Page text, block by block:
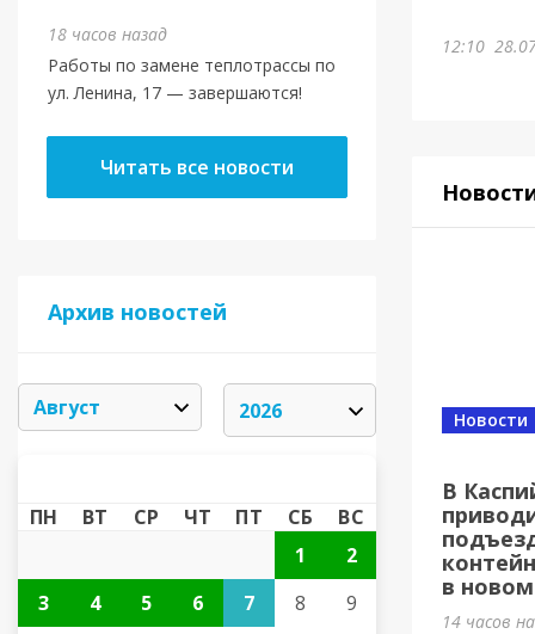
18 часов назад
Работы по замене теплотрассы по
ул. Ленина, 17 — завершаются!
Читать все новости
Архив новостей
ПН ВТ СР ЧТ ПТ СБ
ВС
1
2
3
4 5 6 7 8
9
12:10
В
в
Новости
14 часов